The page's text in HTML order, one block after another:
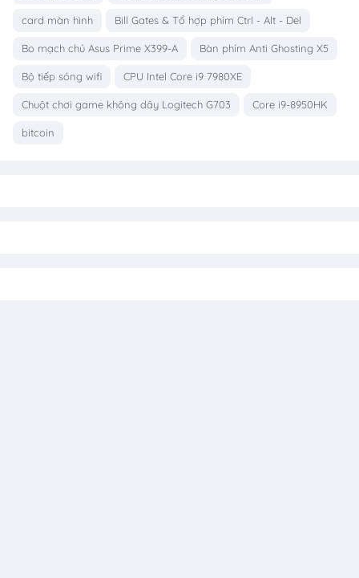
card màn hình Bill Gates & Tổ hợp phím Ctrl - Alt - Del
Bo mạch chủ Asus Prime X399-A Bàn phím Anti Ghosting X5
Bộ tiếp sóng wifi CPU Intel Core i9 7980XE
Chuột chơi game không dây Logitech G703 Core i9-8950HK
bitcoin